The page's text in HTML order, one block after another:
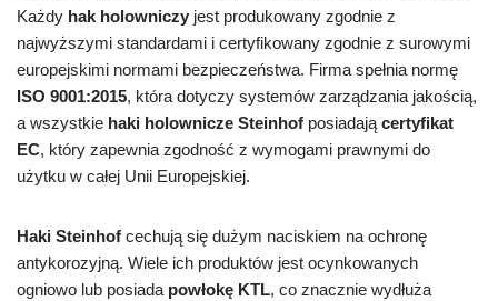
Każdy hak holowniczy jest produkowany zgodnie z
najwyższymi standardami i certyfikowany zgodnie z surowymi
europejskimi normami bezpieczeństwa. Firma spełnia normę
ISO 9001:2015, która dotyczy systemów zarządzania jakością,
a wszystkie haki holownicze Steinhof posiadają certyfikat
EC, który zapewnia zgodność z wymogami prawnymi do
użytku w całej Unii Europejskiej.
Haki Steinhof cechują się dużym naciskiem na ochronę
antykorozyjną. Wiele ich produktów jest ocynkowanych
ogniowo lub posiada powłokę KTL, co znacznie wydłuża